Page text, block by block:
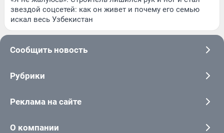
звездой соцсетей: как он живет и почему его семью
искал весь Узбекистан
Сообщить новость
Рубрики
Реклама на сайте
О компании